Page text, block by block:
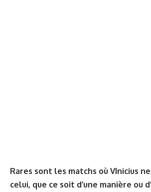
Rares sont les matchs où VInicius
celui, que ce soit d’une manière ou